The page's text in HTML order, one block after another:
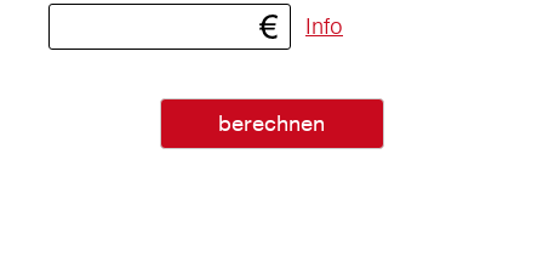
Info
berechnen